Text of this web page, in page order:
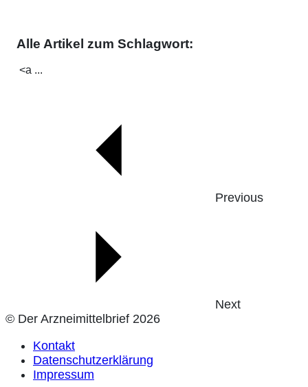
Alle Artikel zum Schlagwort:
<a ...
Previous
Next
© Der Arzneimittelbrief 2026
Kontakt
Datenschutzerklärung
Impressum